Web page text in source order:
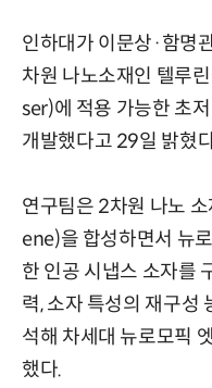
인하대가 이문상·함명
차원 나노소재인 텔루
ser)에 적용 가능한 초
개발했다고 29일 밝혔
연구팀은 2차원 나노
ene)을 합성하면서 뉴
한 인공 시냅스 소자를
력, 소자 특성의 재구성
석해 차세대 뉴로모픽
했다.